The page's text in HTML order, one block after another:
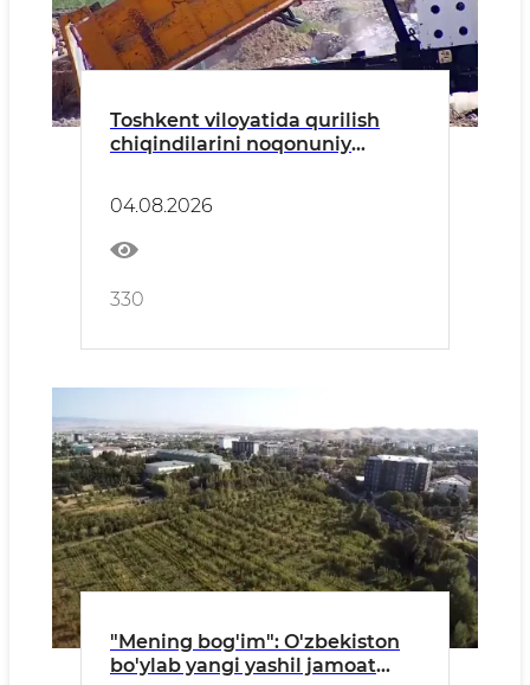
Toshkent viloyatida qurilish
chiqindilarini noqonuniy
04.08.2026
330
"Mening bog'im": O'zbekiston
bo'ylab yangi yashil jamoat